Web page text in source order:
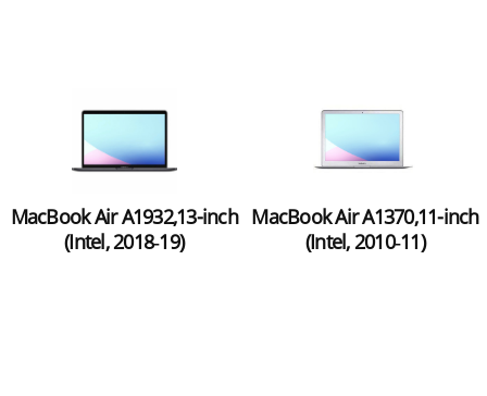
MacBook Air A1932,13-inch
(Intel, 2018‑19)
MacBook Air A1370,11-inch
(Intel, 2010‑11)